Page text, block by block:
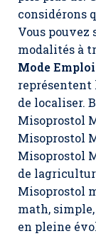
considérons
Vous pouvez
modalités à
Mode Emploi
représentent
de localiser.
Misoprostol
Misoprostol
Misoprostol
de
Misoprostol
math,
en pleine